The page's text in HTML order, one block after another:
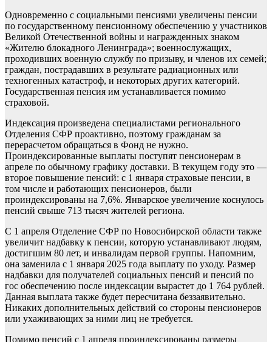
Одновременно с социальными пенсиями увеличены пенсии
по государственному пенсионному обеспечению у участников
Великой Отечественной войны и награжденных знаком
«Жителю блокадного Ленинграда»; военнослужащих,
проходивших военную службу по призыву, и членов их семей;
граждан, пострадавших в результате радиационных или
техногенных катастроф, и некоторых других категорий.
Государственная пенсия им устанавливается помимо
страховой.
Индексация произведена специалистами регионального
Отделения СФР проактивно, поэтому гражданам за
перерасчетом обращаться в Фонд не нужно.
Проиндексированные выплаты поступят пенсионерам в
апреле по обычному графику доставки. В текущем году это —
второе повышение пенсий: с 1 января страховые пенсии, в
том числе и работающих пенсионеров, были
проиндексированы на 7,6%. Январское увеличение коснулось
пенсий свыше 713 тысяч жителей региона.
С 1 апреля Отделение СФР по Новосибирской области также
увеличит надбавку к пенсии, которую устанавливают людям,
достигшим 80 лет, и инвалидам первой группы. Напомним,
она заменила с 1 января 2025 года выплату по уходу. Размер
надбавки для получателей социальных пенсий и пенсий по
гос обеспечению после индексации вырастет до 1 764 рублей.
Данная выплата также будет пересчитана беззаявительно.
Никаких дополнительных действий со стороны пенсионеров
или ухаживающих за ними лиц не требуется.
Помимо пенсий с 1 апреля проиндексированы размеры